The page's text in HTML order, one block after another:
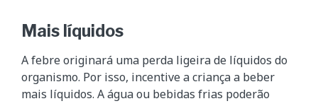
Mais líquidos
A febre originará uma perda ligeira de líquidos do
organismo. Por isso, incentive a criança a beber
mais líquidos. A água ou bebidas frias poderão